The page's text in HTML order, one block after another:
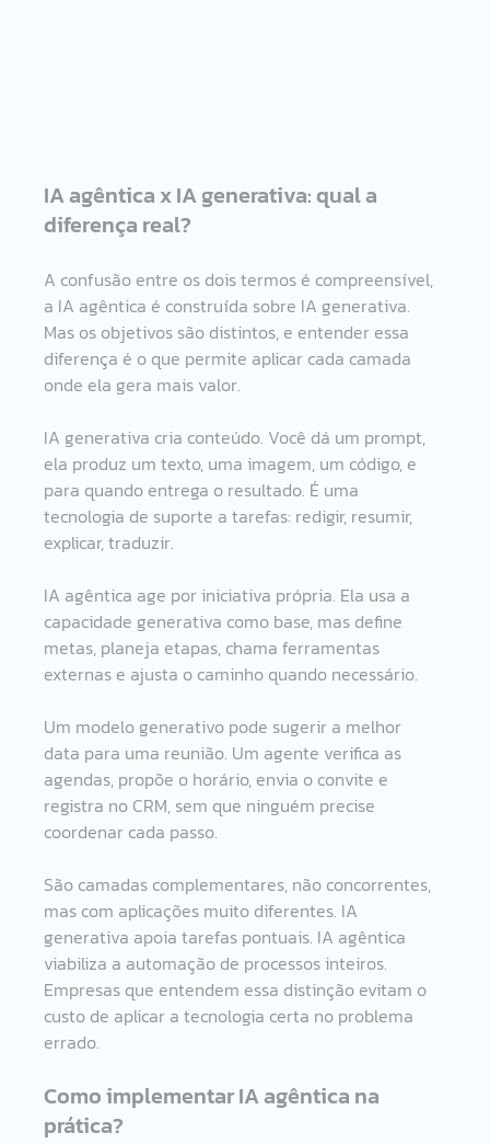
IA agêntica x IA generativa: qual a
diferença real?
A confusão entre os dois termos é compreensível,
a IA agêntica é construída sobre IA generativa.
Mas os objetivos são distintos, e entender essa
diferença é o que permite aplicar cada camada
onde ela gera mais valor.
IA generativa cria conteúdo. Você dá um prompt,
ela produz um texto, uma imagem, um código, e
para quando entrega o resultado. É uma
tecnologia de suporte a tarefas: redigir, resumir,
explicar, traduzir.
IA agêntica age por iniciativa própria. Ela usa a
capacidade generativa como base, mas define
metas, planeja etapas, chama ferramentas
externas e ajusta o caminho quando necessário.
Um modelo generativo pode sugerir a melhor
data para uma reunião. Um agente verifica as
agendas, propõe o horário, envia o convite e
registra no CRM, sem que ninguém precise
coordenar cada passo.
São camadas complementares, não concorrentes,
mas com aplicações muito diferentes. IA
generativa apoia tarefas pontuais. IA agêntica
viabiliza a automação de processos inteiros.
Empresas que entendem essa distinção evitam o
custo de aplicar a tecnologia certa no problema
errado.
Como implementar IA agêntica na
prática?